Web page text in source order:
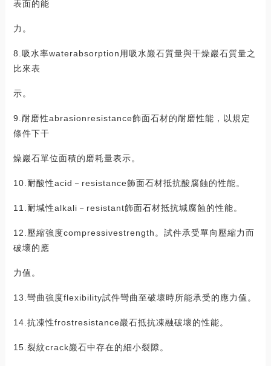
表面的能
力。
8.吸水率waterabsorption用吸水巖石質量與干燥巖石質量之
比來表
示。
9.耐磨性abrasionresistance飾面石材的耐磨性能，以規定
條件下干
燥巖石單位面積的磨耗量表示。
10.耐酸性acid－resistance飾面石材抵抗酸腐蝕的性能。
11.耐堿性alkali－resistant飾面石材抵抗堿腐蝕的性能。
12.壓縮強度compressivestrength。試件承受單向壓縮力而
破壞的應
力值。
13.彎曲強度flexibility試件彎曲至破壞時所能承受的應力值。
14.抗凍性frostresistance巖石抵抗凍融破壞的性能。
15.裂紋crack巖石中存在的細小裂隙。